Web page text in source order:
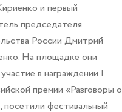
и первый
председателя
России Дмитрий
На площадке они
в награждении I
премии «Разговоры о
посетили фестивальный